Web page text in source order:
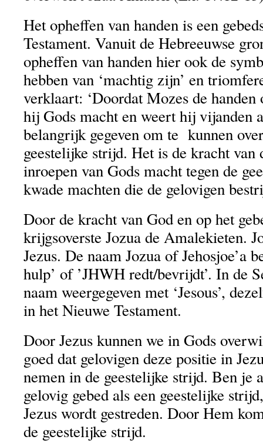
Het opheffen van handen is een
Testament. Vanuit de Hebreeuwse
opheffen van handen hier ook de
hebben van ‘machtig zijn’ en
verklaart: ‘Doordat Mozes de
hij Gods macht en weert hij vijanden
belangrijk gegeven om te kunnen
geestelijke strijd. Het is de kracht van
inroepen van Gods macht tegen de
kwade machten die de gelovigen
Door de kracht van God en op het
krijgsoverste Jozua de Amalekieten.
Jezus. De naam Jozua of Jehosjoe’a
hulp’ of ’JHWH redt/bevrijdt’. In de
naam weergegeven met ‘Jesous’,
in het Nieuwe Testament.
Door Jezus kunnen we in Gods
goed dat gelovigen deze positie in
nemen in de geestelijke strijd. Ben je
gelovig gebed als een geestelijke
Jezus wordt gestreden. Door Hem
de geestelijke strijd.